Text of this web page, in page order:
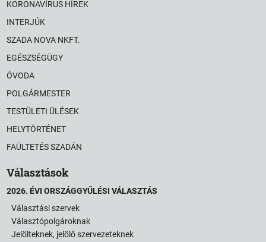
KORONAVÍRUS HÍREK
INTERJÚK
SZADA NOVA NKFT.
EGÉSZSÉGÜGY
ÓVODA
POLGÁRMESTER
TESTÜLETI ÜLÉSEK
HELYTÖRTÉNET
FAÜLTETÉS SZADÁN
Választások
2026. ÉVI ORSZÁGGYŰLÉSI VÁLASZTÁS
Választási szervek
Választópolgároknak
Jelölteknek, jelölő szervezeteknek